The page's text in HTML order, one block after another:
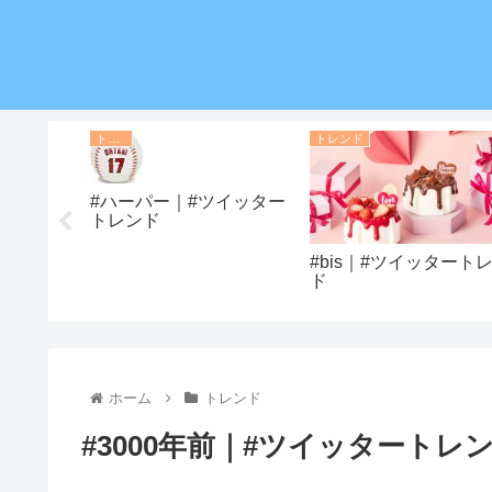
#ハーパー｜#ツイッター
トレンド
トレンド
#bis｜#ツイッタート
ド
ホーム トレンド
#3000年前｜#ツイッタートレ